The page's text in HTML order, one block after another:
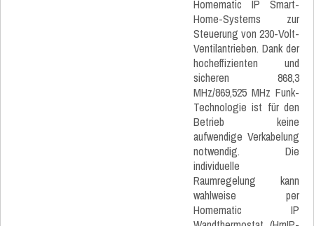
Homematic IP Smart-
Home-Systems zur
Steuerung von 230-Volt-
Ventilantrieben. Dank der
hocheffizienten und
sicheren 868,3
MHz/869,525 MHz Funk-
Technologie ist für den
Betrieb keine
aufwendige Verkabelung
notwendig. Die
individuelle
Raumregelung kann
wahlweise per
Homematic IP